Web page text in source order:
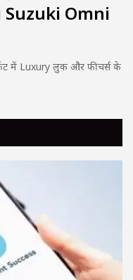
Suzuki Omni
में Luxury लुक और फीचर्स के